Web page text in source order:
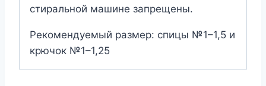
стиральной машине запрещены.
Рекомендуемый размер: спицы №1–1,5 и
крючок №1–1,25